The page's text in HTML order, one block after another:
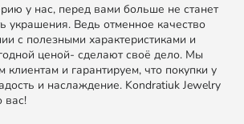
у нас, перед вами больше не станет
украшения. Ведь отменное качество
с полезными характеристиками и
ценой- сделают своё дело. Мы
и гарантируем, что покупки у
и наслаждение. Kondratiuk Jewelry
вас!